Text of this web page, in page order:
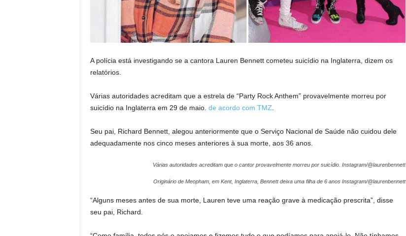
A polícia está investigando se a cantora Lauren Bennett cometeu suicídio na Inglaterra, dizem os
relatórios.
Várias autoridades acreditam que a estrela de “Party Rock Anthem” provavelmente morreu por
suicídio na Inglaterra em 29 de maio. de acordo com TMZ
Seu pai, Richard Bennett, alegou anteriormente que o Serviço Nacional de Saúde não cuidou dele
adequadamente nos cinco meses anteriores à sua morte, aos 36 anos.
Várias autoridades acreditam que o cantor provavelmente morreu por suicídio. Instagram/@laurenbennett
Originário de Meopham, em Kent, Inglaterra, Bennett deixa uma filha de 6 anos Instagram/@laurenbennett
“Alguns meses antes de sua morte, Lauren teve uma reação grave à medicação prescrita”, disse
seu pai, Richard.